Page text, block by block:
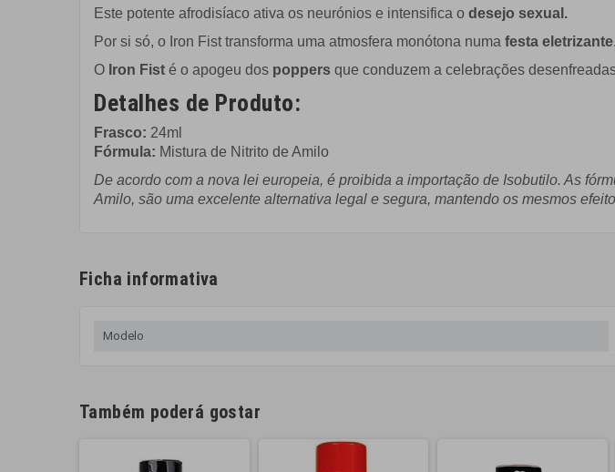
Este potente afrodisíaco ativa os neurónios e intensifica o desejo sexual.
Por si só, o Iron Fist transforma uma atmosfera monótona numa festa eletrizante
O Iron Fist é o apogeu dos poppers que conduzem a celebrações
Detalhes de Produto:
Frasco: 24ml
Fórmula: Mistura de Nitrito de Amilo
De acordo com a nova lei europeia, é proibida a importação de Isobutilo. As
Amilo, são uma excelente alternativa legal e segura, mantendo os mesmos
Ficha informativa
Modelo
Também poderá gostar